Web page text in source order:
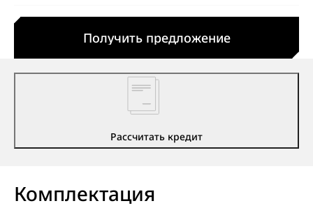
Получить предложение
Рассчитать кредит
Комплектация